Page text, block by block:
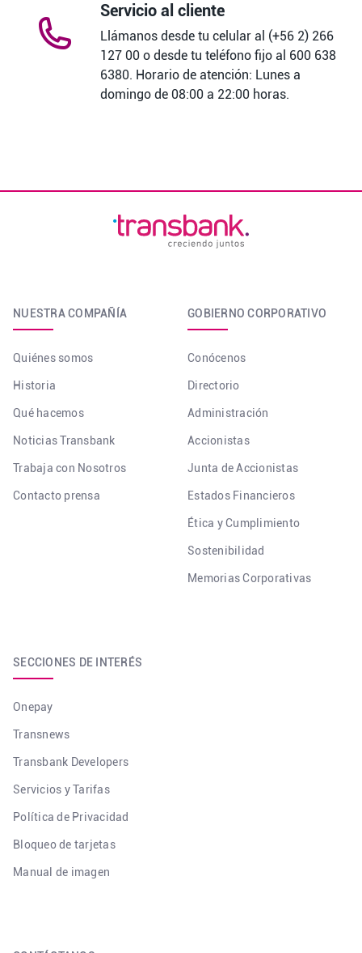
Servicio al cliente
Llámanos desde tu celular al (+56 2) 266
127 00 o desde tu teléfono fijo al 600 638
6380. Horario de atención: Lunes a
domingo de 08:00 a 22:00 horas.
NUESTRA COMPAÑÍA
Quiénes somos
Historia
Qué hacemos
Noticias Transbank
Trabaja con Nosotros
Contacto prensa
GOBIERNO CORPORATIVO
Conócenos
Directorio
Administración
Accionistas
Junta de Accionistas
Estados Financieros
Ética y Cumplimiento
Sostenibilidad
Memorias Corporativas
SECCIONES DE INTERÉS
Onepay
Transnews
Transbank Developers
Servicios y Tarifas
Política de Privacidad
Bloqueo de tarjetas
Manual de imagen